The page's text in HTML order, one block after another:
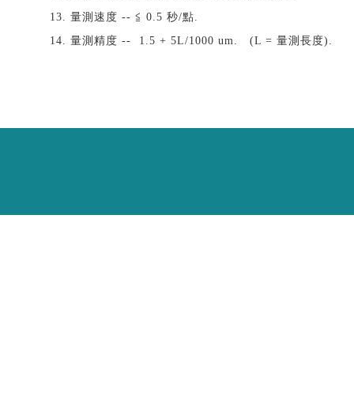
13.量測速度 -- ≦ 0.5 秒/點.
14.量測精度 -- 1.5 + 5L/1000 um. (L = 量測長度).